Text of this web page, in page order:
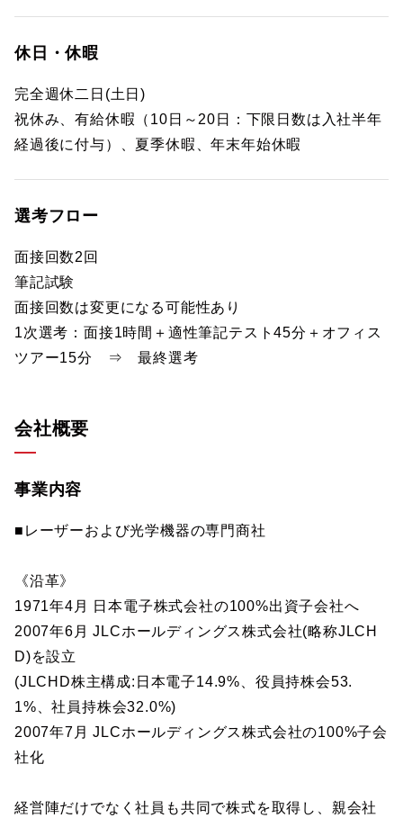
休日・休暇
完全週休二日(土日)
祝休み、有給休暇（10日～20日：下限日数は入社半年
経過後に付与）、夏季休暇、年末年始休暇
選考フロー
面接回数2回
筆記試験
面接回数は変更になる可能性あり
1次選考：面接1時間＋適性筆記テスト45分＋オフィス
ツアー15分 ⇒ 最終選考
会社概要
事業内容
■レーザーおよび光学機器の専門商社
《沿革》
1971年4月 日本電子株式会社の100%出資子会社へ
2007年6月 JLCホールディングス株式会社(略称JLCH
D)を設立
(JLCHD株主構成:日本電子14.9%、役員持株会53.
1%、社員持株会32.0%)
2007年7月 JLCホールディングス株式会社の100%子会
社化
経営陣だけでなく社員も共同で株式を取得し、親会社